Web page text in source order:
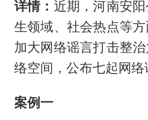
详情： 近期，河南安
生领域、社会热点等
加大网络谣言打击整
络空间，公布七起网络
案例一